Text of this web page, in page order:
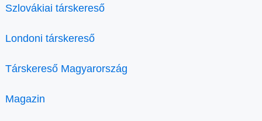
Szlovákiai társkereső
Londoni társkereső
Társkereső Magyarország
Magazin